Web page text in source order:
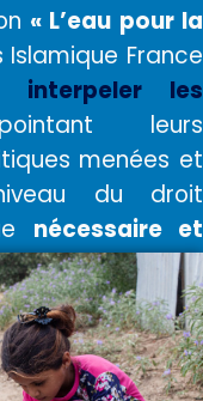
« L’eau pour la
France
interpeler les
leurs
menées et
du droit
nécessaire et
protéger les